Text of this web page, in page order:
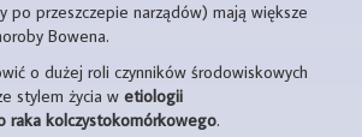
po przeszczepie narządów) mają większe
Bowena.
o dużej roli czynników środowiskowych
stylem życia w etiologii
raka kolczystokomórkowego.